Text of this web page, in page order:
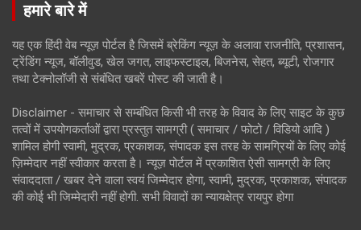
हमारे बारे में
यह एक हिंदी वेब न्यूज़ पोर्टल है जिसमें ब्रेकिंग न्यूज़ के अलावा राजनीति, प्रशासन,
ट्रेंडिंग न्यूज, बॉलीवुड, खेल जगत, लाइफस्टाइल, बिजनेस, सेहत, ब्यूटी, रोजगार
तथा टेक्नोलॉजी से संबंधित खबरें पोस्ट की जाती है।
Disclaimer - समाचार से सम्बंधित किसी भी तरह के विवाद के लिए साइट के कुछ
तत्वों में उपयोगकर्ताओं द्वारा प्रस्तुत सामग्री ( समाचार / फोटो / विडियो आदि )
शामिल होगी स्वामी, मुद्रक, प्रकाशक, संपादक इस तरह के सामग्रियों के लिए कोई
ज़िम्मेदार नहीं स्वीकार करता है। न्यूज़ पोर्टल में प्रकाशित ऐसी सामग्री के लिए
संवाददाता / खबर देने वाला स्वयं जिम्मेदार होगा, स्वामी, मुद्रक, प्रकाशक, संपादक
की कोई भी जिम्मेदारी नहीं होगी. सभी विवादों का न्यायक्षेत्र रायपुर होगा